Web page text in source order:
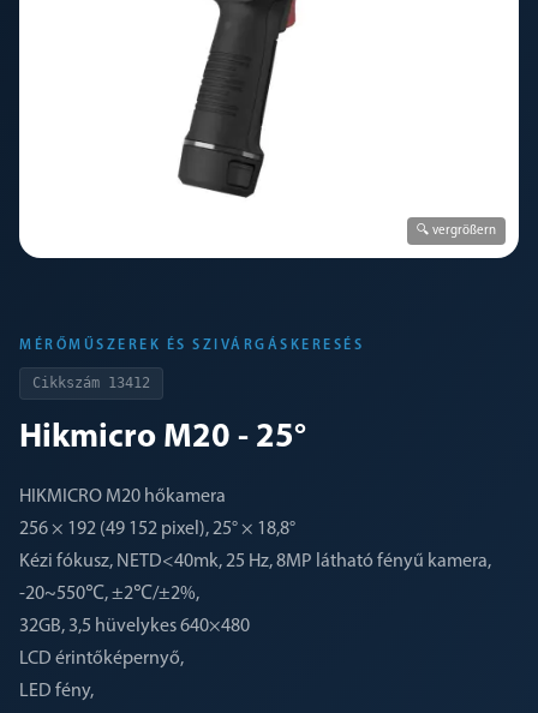
🔍 vergrößern
MÉRŐMŰSZEREK ÉS SZIVÁRGÁSKERESÉS
Cikkszám 13412
Hikmicro M20 - 25°
HIKMICRO M20 hőkamera
256 × 192 (49 152 pixel), 25° × 18,8°
Kézi fókusz, NETD<40mk, 25 Hz, 8MP látható fényű kamera,
-20~550℃, ±2℃/±2%,
32GB, 3,5 hüvelykes 640×480
LCD érintőképernyő,
LED fény,